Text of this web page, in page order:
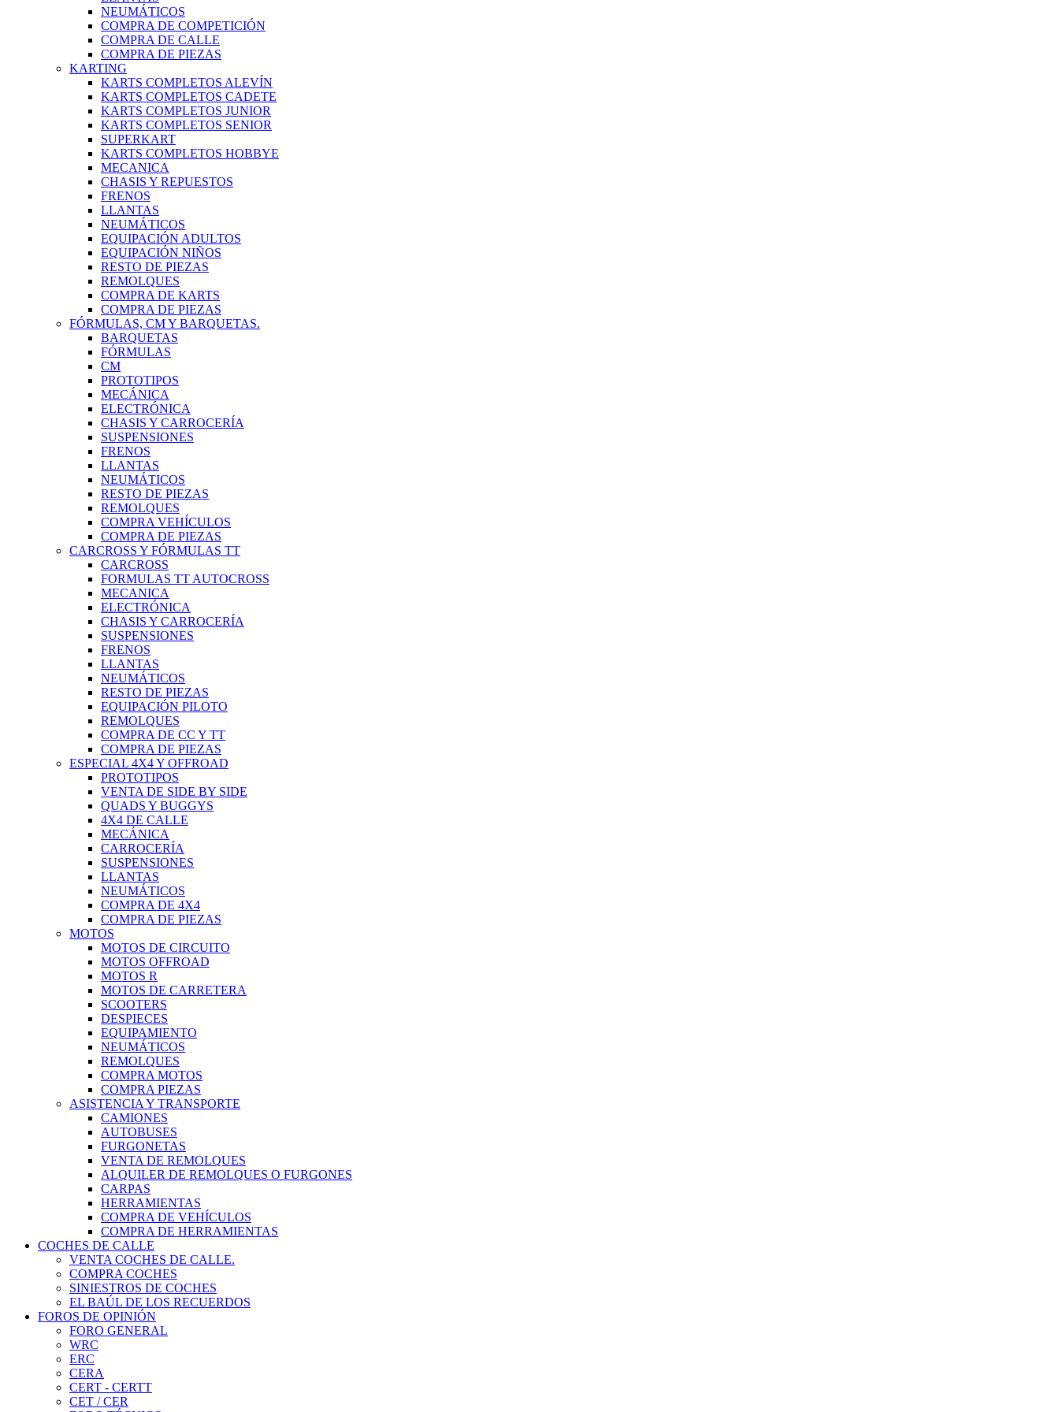
NEUMÁTICOS
COMPRA DE COMPETICIÓN
COMPRA DE CALLE
COMPRA DE PIEZAS
KARTING
KARTS COMPLETOS ALEVÍN
KARTS COMPLETOS CADETE
KARTS COMPLETOS JUNIOR
KARTS COMPLETOS SENIOR
SUPERKART
KARTS COMPLETOS HOBBYE
MECANICA
CHASIS Y REPUESTOS
FRENOS
LLANTAS
NEUMÁTICOS
EQUIPACIÓN ADULTOS
EQUIPACIÓN NIÑOS
RESTO DE PIEZAS
REMOLQUES
COMPRA DE KARTS
COMPRA DE PIEZAS
FÓRMULAS, CM Y BARQUETAS.
BARQUETAS
FÓRMULAS
CM
PROTOTIPOS
MECÁNICA
ELECTRÓNICA
CHASIS Y CARROCERÍA
SUSPENSIONES
FRENOS
LLANTAS
NEUMÁTICOS
RESTO DE PIEZAS
REMOLQUES
COMPRA VEHÍCULOS
COMPRA DE PIEZAS
CARCROSS Y FÓRMULAS TT
CARCROSS
FORMULAS TT AUTOCROSS
MECANICA
ELECTRÓNICA
CHASIS Y CARROCERÍA
SUSPENSIONES
FRENOS
LLANTAS
NEUMÁTICOS
RESTO DE PIEZAS
EQUIPACIÓN PILOTO
REMOLQUES
COMPRA DE CC Y TT
COMPRA DE PIEZAS
ESPECIAL 4X4 Y OFFROAD
PROTOTIPOS
VENTA DE SIDE BY SIDE
QUADS Y BUGGYS
4X4 DE CALLE
MECÁNICA
CARROCERÍA
SUSPENSIONES
LLANTAS
NEUMÁTICOS
COMPRA DE 4X4
COMPRA DE PIEZAS
MOTOS
MOTOS DE CIRCUITO
MOTOS OFFROAD
MOTOS R
MOTOS DE CARRETERA
SCOOTERS
DESPIECES
EQUIPAMIENTO
NEUMÁTICOS
REMOLQUES
COMPRA MOTOS
COMPRA PIEZAS
ASISTENCIA Y TRANSPORTE
CAMIONES
AUTOBUSES
FURGONETAS
VENTA DE REMOLQUES
ALQUILER DE REMOLQUES O FURGONES
CARPAS
HERRAMIENTAS
COMPRA DE VEHÍCULOS
COMPRA DE HERRAMIENTAS
COCHES DE CALLE
VENTA COCHES DE CALLE.
COMPRA COCHES
SINIESTROS DE COCHES
EL BAÚL DE LOS RECUERDOS
FOROS DE OPINIÓN
FORO GENERAL
WRC
ERC
CERA
CERT - CERTT
CET / CER